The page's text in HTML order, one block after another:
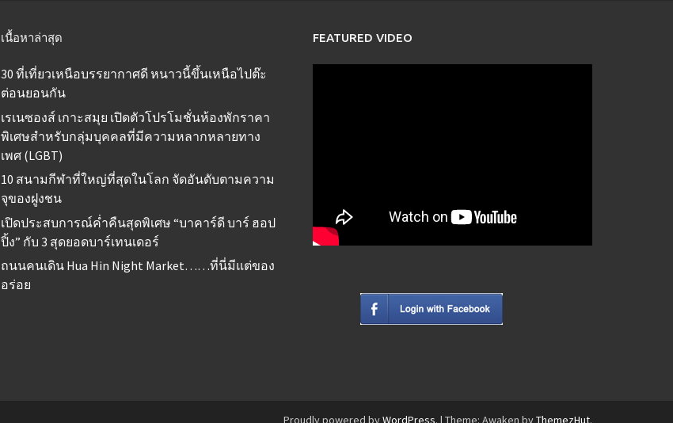
เนื้อหาล่าสุด
30 ที่เที่ยวเหนือบรรยากาศดี หนาวนี้ขึ้นเหนือไปต๊ะ
ต่อนยอนกัน
เรเนซองส์ เกาะสมุย เปิดตัวโปรโมชั่นห้องพักราคา
พิเศษสำหรับกลุ่มบุคคลที่มีความหลากหลายทาง
เพศ (LGBT)
10 สนามกีฬาที่ใหญ่ที่สุดในโลก จัดอันดับตามความ
จุของฝูงชน
เปิดประสบการณ์ค่ำคืนสุดพิเศษ “บาคาร์ดี บาร์ ฮอป
ปิ้ง” กับ 3 สุดยอดบาร์เทนเดอร์
ถนนคนเดิน Hua Hin Night Market……ที่นี่มีแต่ของ
อร่อย
FEATURED VIDEO
Proudly powered byWordPress. | Theme: Awaken byThemezHut.